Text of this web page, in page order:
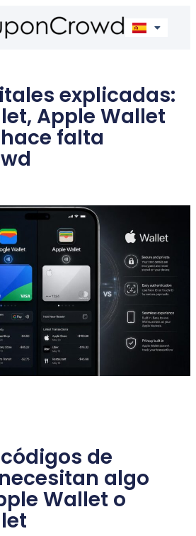
explicadas:
Apple Wallet
falta
de
algo
Wallet o